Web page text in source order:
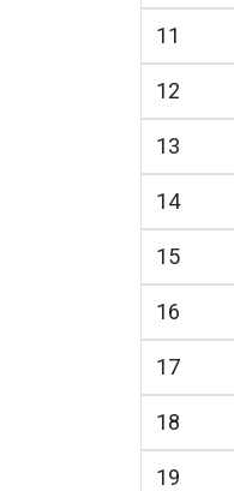
11
12
13
14
15
16
17
18
19